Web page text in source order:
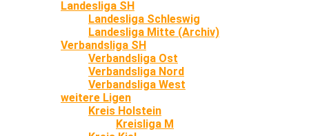
Landesliga SH
Landesliga Schleswig
Landesliga Mitte (Archiv)
Verbandsliga SH
Verbandsliga Ost
Verbandsliga Nord
Verbandsliga West
weitere Ligen
Kreis Holstein
Kreisliga M